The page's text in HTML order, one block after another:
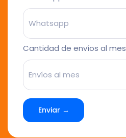
Cantidad de envíos al mes
Enviar →